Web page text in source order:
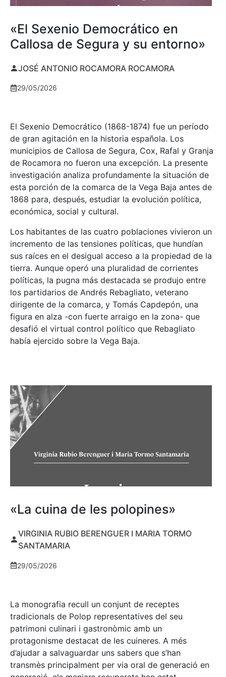
«El Sexenio Democrático en
Callosa de Segura y su entorno»
JOSÉ ANTONIO ROCAMORA ROCAMORA
29/05/2026
El Sexenio Democrático (1868-1874) fue un período
de gran agitación en la historia española. Los
municipios de Callosa de Segura, Cox, Rafal y Granja
de Rocamora no fueron una excepción. La presente
investigación analiza profundamente la situación de
esta porción de la comarca de la Vega Baja antes de
1868 para, después, estudiar la evolución política,
económica, social y cultural.
Los habitantes de las cuatro poblaciones vivieron un
incremento de las tensiones políticas, que hundían
sus raíces en el desigual acceso a la propiedad de la
tierra. Aunque operó una pluralidad de corrientes
políticas, la pugna más destacada se produjo entre
los partidarios de Andrés Rebagliato, veterano
dirigente de la comarca, y Tomás Capdepón, una
figura en alza -con fuerte arraigo en la zona- que
desafió el virtual control político que Rebagliato
había ejercido sobre la Vega Baja.
«La cuina de les polopines»
VIRGINIA RUBIO BERENGUER I MARIA TORMO
SANTAMARIA
29/05/2026
La monografia recull un conjunt de receptes
tradicionals de Polop representatives del seu
patrimoni culinari i gastronòmic amb un
protagonisme destacat de les cuineres. A més
d’ajudar a salvaguardar uns sabers que s’han
transmès principalment per via oral de generació en